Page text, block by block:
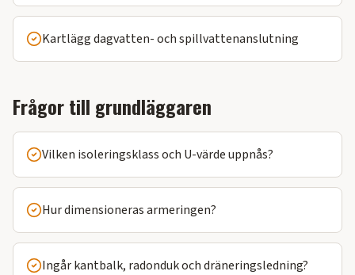
Kartlägg dagvatten- och spillvattenanslutning
Frågor till grundläggaren
Vilken isoleringsklass och U-värde uppnås?
Hur dimensioneras armeringen?
Ingår kantbalk, radonduk och dräneringsledning?